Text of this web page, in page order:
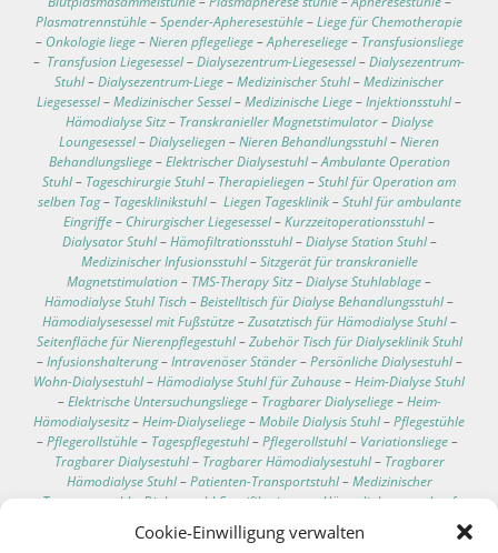
Cookie-Einwilligung verwalten
Plasmatrennstühle–Spender-Apheresestühle–Liege für Chemotherapie
– Onkologie liege–Nieren pflegeliege–Aphereseliege– Transfusionsliege
– Transfusion Liegesessel–Dialysezentrum-Liegesessel–Dialysezentrum-
Stuhl–Dialysezentrum-Liege–Medizinischer Stuhl–Medizinischer
Liegesessel–Medizinischer Sessel–Medizinische Liege–Injektionsstuhl–
Hämodialyse Sitz– Transkranieller Magnetstimulator–Dialyse
Loungesessel–Dialyseliegen–Nieren Behandlungsstuhl–Nieren
Behandlungsliege–Elektrischer Dialysestuhl–Ambulante Operation
Stuhl– Tageschirurgie Stuhl– Therapieliegen–Stuhl für Operation am
selben Tag– Tagesklinikstuhl– Liegen Tagesklinik–Stuhl für ambulante
Eingriffe– Chirurgischer Liegesessel–Kurzzeitoperationsstuhl–
Dialysator Stuhl–Hämofiltrationsstuhl–Dialyse Station Stuhl–
Medizinischer Infusionsstuhl–Sitzgerät für transkranielle
Magnetstimulation– TMS-Therapy Sitz–Dialyse Stuhlablage–
Hämodialyse Stuhl Tisch–Beistelltisch für Dialyse Behandlungsstuhl–
Hämodialysesessel mit Fußstütze–Zusatztisch für Hämodialyse Stuhl–
Seitenfläche für Nierenpflegestuhl–Zubehör Tisch für Dialyseklinik Stuhl
–Infusionshalterung–Intravenöser Ständer–Persönliche Dialysestuhl–
Wohn-Dialysestuhl–Hämodialyse Stuhl für Zuhause–Heim-Dialyse Stuhl
–Elektrische Untersuchungsliege– Tragbarer Dialyseliege–Heim-
Hämodialysesitz–Heim-Dialyseliege–Mobile Dialysis Stuhl–Pflegestühle
–Pflegerollstühle– Tagespflegestuhl–Pflegerollstuhl– Variationsliege–
Tragbarer Dialysestuhl– Tragbarer Hämodialysestuhl– Tragbarer
Hämodialyse Stuhl–Patienten-Transportstuhl–Medizinischer
Transportstuhl– Dialysestuhl-Spezifikationen
Hämodialysesessel auf
Bester Liegesessel für Dialysepatienten
Bequeme Dialyse Stühle
Technische Daten des Dialysestuhls–Klinischer Pflegeliegesessel